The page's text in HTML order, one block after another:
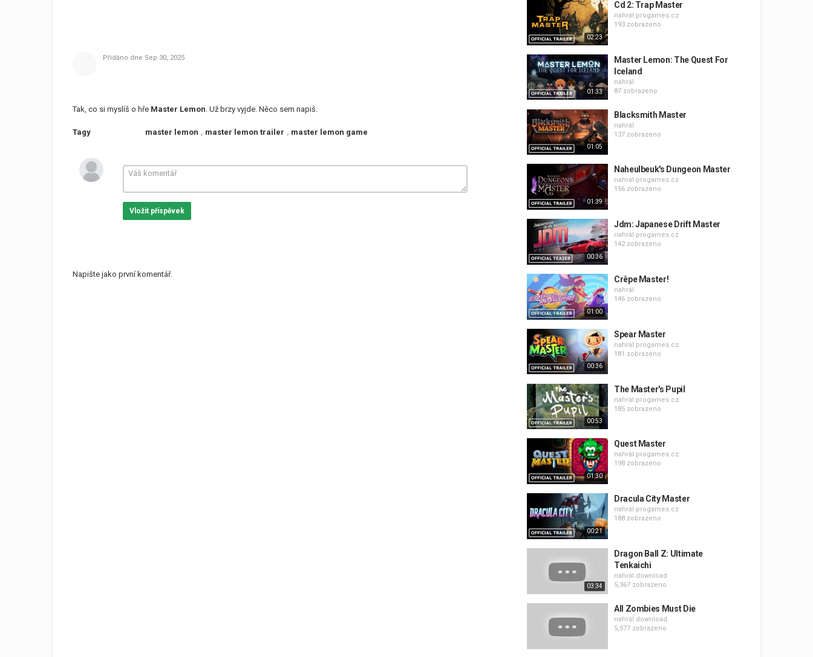
Přidáno dne Sep 30, 2025
Tak, co si myslíš o hře Master Lemon. Už brzy vyjde. Něco sem napiš.
Tagy master lemon , master lemon trailer , master lemon game
Vložit příspěvek
Napište jako první komentář.
02:23
Cd 2: Trap Master
nahrál progames.cz
193 zobrazeno
01:33
Master Lemon: The Quest For
Iceland
nahrál
87 zobrazeno
01:05
Blacksmith Master
nahrál
137 zobrazeno
01:39
Naheulbeuk's Dungeon Master
nahrál progames.cz
156 zobrazeno
00:36
Jdm: Japanese Drift Master
nahrál progames.cz
142 zobrazeno
01:00
Crêpe Master!
nahrál
146 zobrazeno
00:36
Spear Master
nahrál progames.cz
181 zobrazeno
00:53
The Master's Pupil
nahrál progames.cz
185 zobrazeno
01:30
Quest Master
nahrál progames.cz
198 zobrazeno
00:21
Dracula City Master
nahrál progames.cz
188 zobrazeno
03:34
Dragon Ball Z: Ultimate
Tenkaichi
nahrál download
5,367 zobrazeno
All Zombies Must Die
nahrál download
5,577 zobrazeno